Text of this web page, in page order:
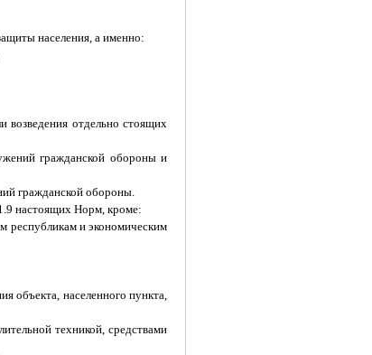
населения, а именно:
отдельно стоящих
гражданской обороны и
гражданской обороны.
настоящих Норм, кроме:
республикам и экономическим
объекта, населенного пункта,
техникой, средствами